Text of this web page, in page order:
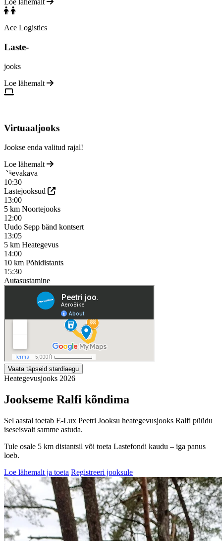
Loe lähemalt
Ace Logistics
Laste-
jooks
Loe lähemalt
Virtuaaljooks
Jookse enda valitud rajal!
Loe lähemalt
Päevakava
10:30
Lastejooksud
13:00
5 km Noortejooks
12:00
Uudo Sepp bänd kontsert
13:05
5 km Heategevus
14:00
10 km Põhidistants
15:30
Autasustamine
Vaata täpseid stardiaegu
Heategevusjooks 2026
Jookseme Ralfi kõndima
Sel aastal toetab E-Lux Peetri Jooksu heategevusjooks Ralfi püüdu
iseseisvalt samme astuda.
Tule osale 5 km distantsil või toeta Lastefondi kaudu – iga panus
loeb.
Loe lähemalt ja toeta Registreeri jooksule